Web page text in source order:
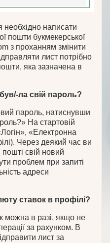
необхідно написати
пошти букмекерської
з проханням змінити
лист потрібно
яка зазначена в
ла свій пароль?
пароль, натиснувши
На стартовій
«Електронна
Через деякий час ви
свій новий
проблем при запиті
адреси
ставок в профілі?
можна в разі, якщо не
за рахунком. В
лист за